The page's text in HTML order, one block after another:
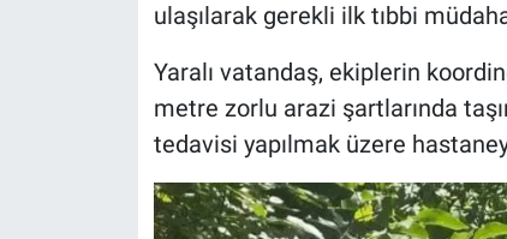
ulaşılarak gerekli ilk tıbbi
Yaralı vatandaş, ekiplerin
metre zorlu arazi şartlarında
tedavisi yapılmak üzere